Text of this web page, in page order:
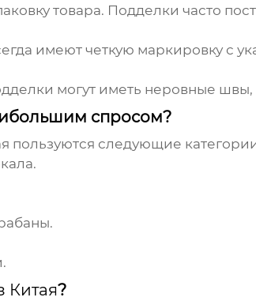
товара. Подделки часто
имеют четкую маркировку с
могут иметь неровные
спросом?
пользуются следующие
Китая?